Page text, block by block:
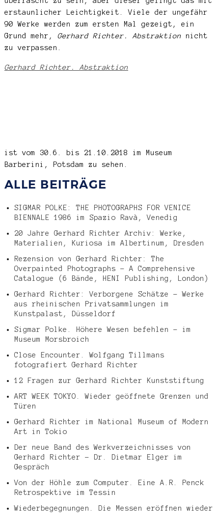
erstaunlicher Leichtigkeit. Viele der ungefähr
90 Werke werden zum ersten Mal gezeigt, ein
Grund mehr, Gerhard Richter. Abstraktionnicht
zu verpassen.
Gerhard Richter. Abstraktion
ist vom 30.6. bis 21.10.2018 im Museum
Barberini, Potsdam zu sehen.
ALLE BEITRÄGE
SIGMAR POLKE: THE PHOTOGRAPHS FOR VENICE
BIENNALE 1986 im Spazio Ravà, Venedig
20 Jahre Gerhard Richter Archiv: Werke,
Materialien, Kuriosa im Albertinum, Dresden
Rezension von Gerhard Richter: The
Overpainted Photographs – A Comprehensive
Catalogue (6 Bände, HENI Publishing, London)
Gerhard Richter: Verborgene Schätze – Werke
aus rheinischen Privatsammlungen im
Kunstpalast, Düsseldorf
Sigmar Polke. Höhere Wesen befehlen – im
Museum Morsbroich
Close Encounter. Wolfgang Tillmans
fotografiert Gerhard Richter
12 Fragen zur Gerhard Richter Kunststiftung
ART WEEK TOKYO. Wieder geöffnete Grenzen und
Türen
Gerhard Richter im National Museum of Modern
Art in Tokio
Der neue Band des Werkverzeichnisses von
Gerhard Richter – Dr. Dietmar Elger im
Gespräch
Von der Höhle zum Computer. Eine A.R. Penck
Retrospektive im Tessin
Wiederbegegnungen. Die Messen eröffnen wieder